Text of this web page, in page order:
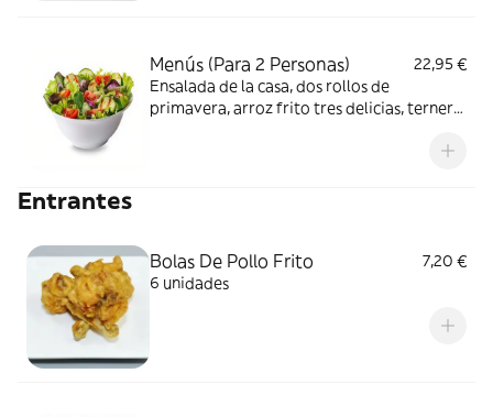
Menús (Para 2 Personas)
22,95 €
Ensalada de la casa, dos rollos de
primavera, arroz frito tres delicias, ternera
Entrantes
Bolas De Pollo Frito
7,20 €
6 unidades